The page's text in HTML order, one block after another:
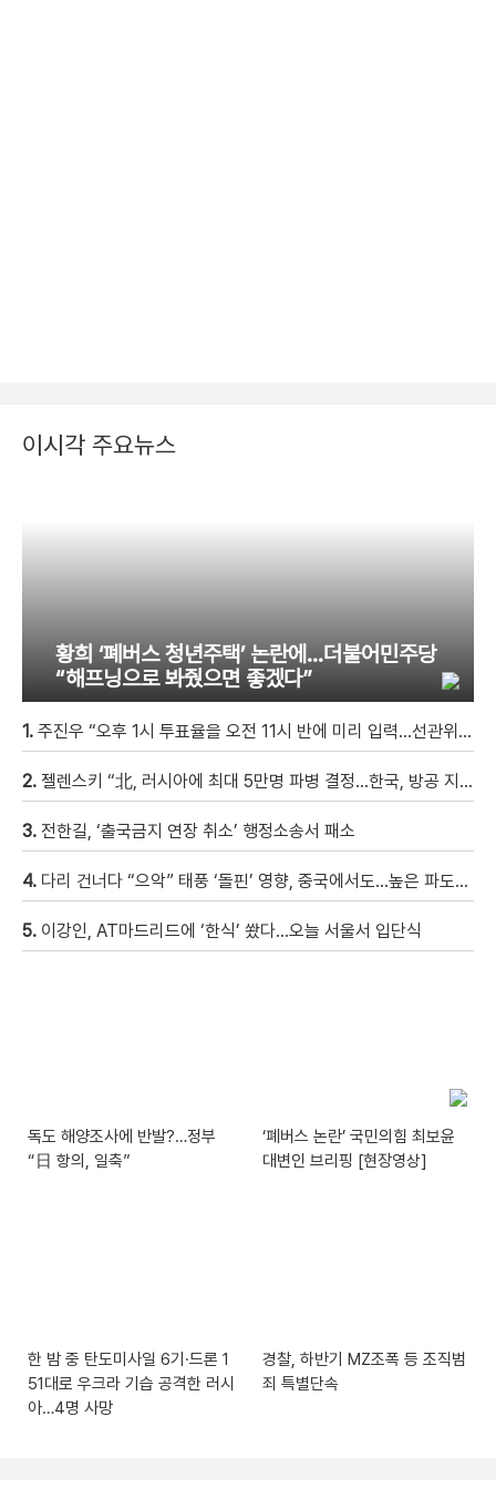
이시각 주요뉴스
황희 ‘폐버스 청년주택’ 논란에…더불어민주당
“해프닝으로 봐줬으면 좋겠다”
1. 주진우 “오후 1시 투표율을 오전 11시 반에 미리 입력…선관위 ‘타임머신 조작‘” [현장영상]
2. 젤렌스키 “北, 러시아에 최대 5만명 파병 결정…한국, 방공 지원해달라”
3. 전한길, ‘출국금지 연장 취소’ 행정소송서 패소
4. 다리 건너다 “으악” 태풍 ‘돌핀’ 영향, 중국에서도…높은 파도에 휩쓸려 9세 아이 실종 [현장영상]
5. 이강인, AT마드리드에 ‘한식’ 쐈다…오늘 서울서 입단식
독도 해양조사에 반발?…정부
“日 항의, 일축”
‘폐버스 논란’ 국민의힘 최보윤
대변인 브리핑 [현장영상]
한 밤 중 탄도미사일 6기·드론 1
51대로 우크라 기습 공격한 러시
아…4명 사망
경찰, 하반기 MZ조폭 등 조직범
죄 특별단속